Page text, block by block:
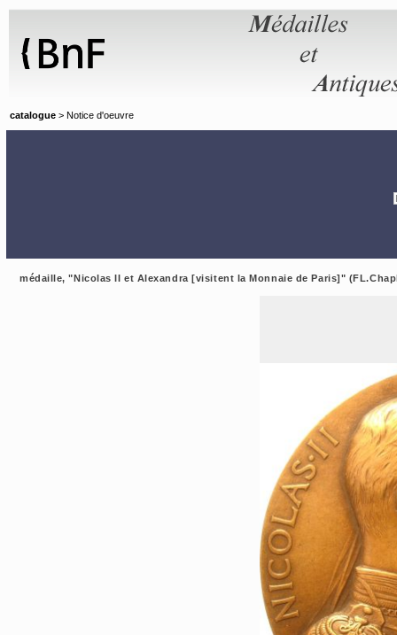
catalogue > Notice d'oeuvre
médaille, "Nicolas II et Alexandra [visitent la Monnaie de Paris]"